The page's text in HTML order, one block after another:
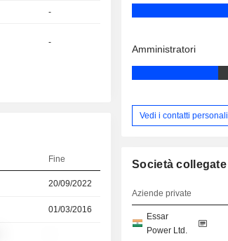
-
-
Fine
20/09/2022
01/03/2016
Amministratori
Vedi i contatti personali
Società collegate
Aziende private
Essar
Power Ltd.